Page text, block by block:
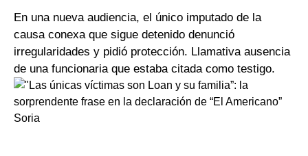
En una nueva audiencia, el único imputado de la
causa conexa que sigue detenido denunció
irregularidades y pidió protección. Llamativa ausencia
de una funcionaria que estaba citada como testigo.